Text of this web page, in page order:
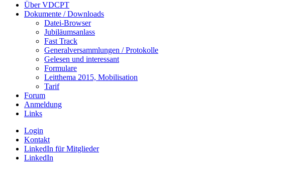
Über VDCPT
Dokumente / Downloads
Datei-Browser
Jubiläumsanlass
Fast Track
Generalversammlungen / Protokolle
Gelesen und interessant
Formulare
Leitthema 2015, Mobilisation
Tarif
Forum
Anmeldung
Links
Login
Kontakt
LinkedIn für Mitglieder
LinkedIn